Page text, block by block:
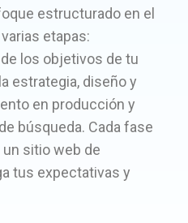
estructurado en el
etapas:
los objetivos de tu
estrategia, diseño y
en producción y
búsqueda. Cada fase
sitio web de
tus expectativas y